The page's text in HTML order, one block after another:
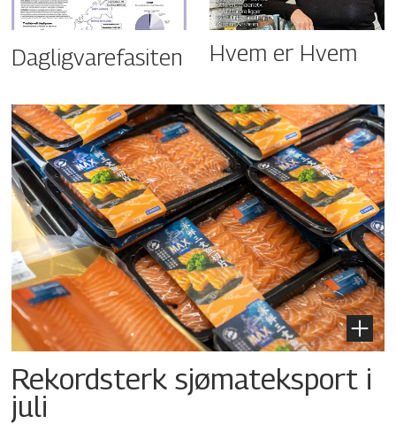
Dagligvarefasiten Hvem er Hvem
Rekordsterk sjømateksport i
juli